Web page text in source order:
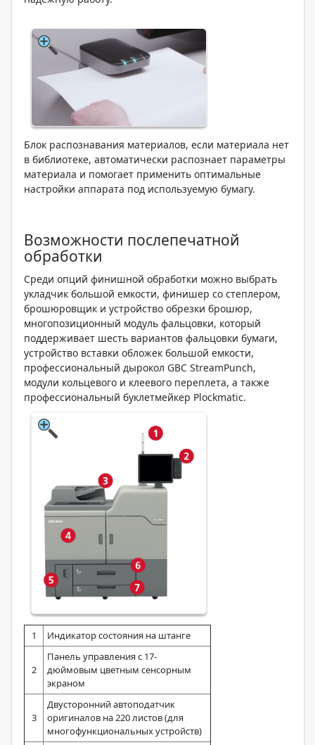
Блок распознавания материалов, если материала нет
в библиотеке, автоматически распознает параметры
материала и помогает применить оптимальные
настройки аппарата под используемую бумагу.
Возможности послепечатной
обработки
Среди опций финишной обработки можно выбрать
укладчик большой емкости, финишер со степлером,
брошюровщик и устройство обрезки брошюр,
многопозиционный модуль фальцовки, который
поддерживает шесть вариантов фальцовки бумаги,
устройство вставки обложек большой емкости,
профессиональный дырокол GBC StreamPunch,
модули кольцевого и клеевого переплета, а также
профессиональный буклетмейкер Plockmatic.
1 Индикатор состояния на штанге
2
Панель управления с 17-
дюймовым цветным сенсорным
экраном
3
Двусторонний автоподатчик
оригиналов на 220 листов (для
многофункциональных устройств)